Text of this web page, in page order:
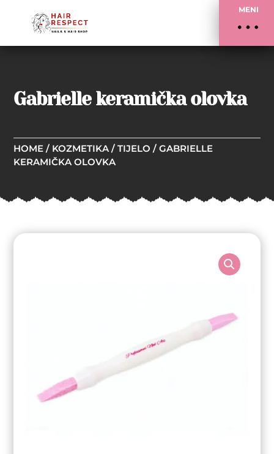
MENI
Gabrielle keramička olovka
HOME / KOZMETIKA /TIJELO / GABRIELLE
KERAMIČKA OLOVKA